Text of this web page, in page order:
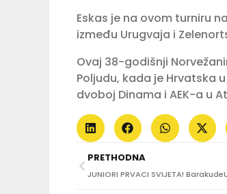
Eskas je na ovom turniru
između Urugvaja i
Ovaj 38-godišnji
Poljudu, kada je Hrvatska
dvoboj Dinama i AEK-a u
PRETHODNA
JUNIORI PRVACI SVIJETA!